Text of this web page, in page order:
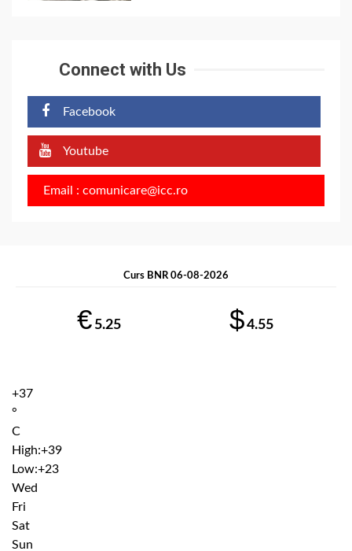
Connect with Us
Facebook
Youtube
Email : comunicare@icc.ro
Curs BNR 06-08-2026
€ 5.25 $4.55
+37
°
C
High:+39
Low:+23
Wed
Fri
Sat
Sun